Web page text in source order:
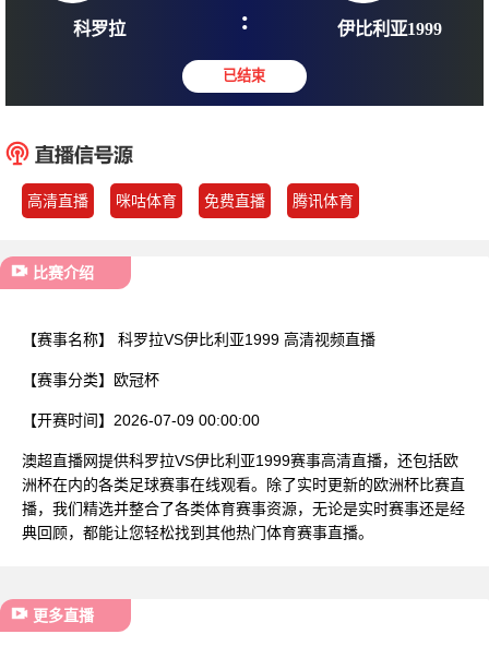
科罗拉
2026-07-08 01:47:43
: 伊比利
高清直播 咪咕体育 免费直播 腾讯体育
比赛介绍
【赛事名称】 科罗拉VS伊比利亚1999 高清视频直播
【赛事分类】 欧冠杯
【开赛时间】 2026-07-09 00:00:00
澳超直播网提供科罗拉VS伊比利亚1999赛事高清直播，还包括欧
洲杯在内的各类足球赛事在线观看。除了实时更新的欧洲杯比赛直
播，我们精选并整合了各类体育赛事资源，无论是实时赛事还是经
典回顾，都能让您轻松找到其他热门体育赛事直播。
更多直播